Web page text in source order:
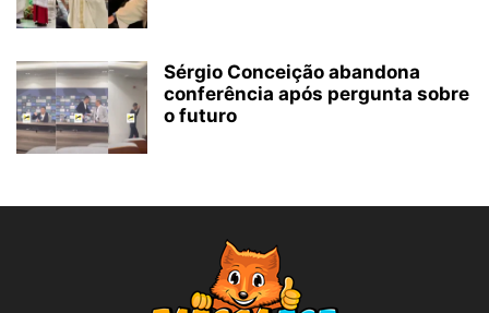
Sérgio Conceição abandona
conferência após pergunta sobre
o futuro